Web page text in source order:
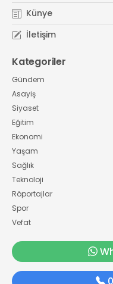
Künye
İletişim
Kategoriler
Gündem
Asayiş
Siyaset
Eğitim
Ekonomi
Yaşam
Sağlık
Teknoloji
Röportajlar
Spor
Vefat